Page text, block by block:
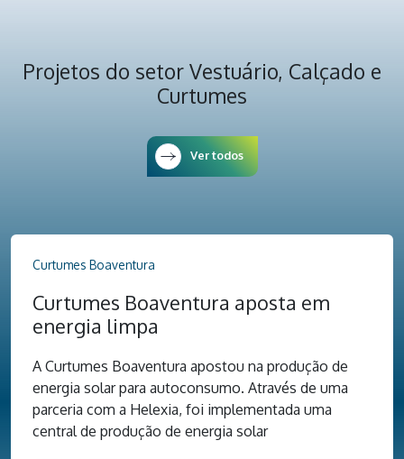
Projetos do setor Vestuário, Calçado e
Curtumes
Ver todos
Curtumes Boaventura
Curtumes Boaventura aposta em
energia limpa
A Curtumes Boaventura apostou na produção de
energia solar para autoconsumo. Através de uma
parceria com a Helexia, foi implementada uma
central de produção de energia solar